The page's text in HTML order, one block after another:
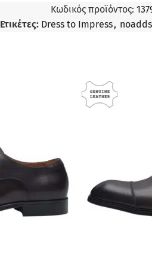
Κωδικός προϊόντος:
Ετικέτες: Dress to Impress, noadds